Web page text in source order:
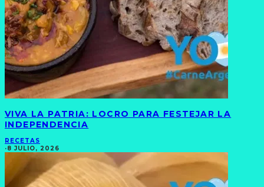
VIVA LA PATRIA: LOCRO PARA FESTEJAR LA
INDEPENDENCIA
RECETAS
·8 JULIO, 2026